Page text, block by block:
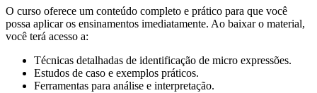
O curso oferece um conteúdo completo e prático para que você
possa aplicar os ensinamentos imediatamente. Ao baixar o material,
você terá acesso a:
Técnicas detalhadas de identificação de micro expressões.
Estudos de caso e exemplos práticos.
Ferramentas para análise e interpretação.